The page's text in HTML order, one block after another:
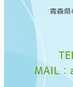
青森県
MAIL：